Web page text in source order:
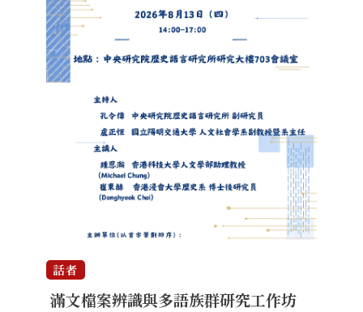
話者
滿文檔案辨識與多語族群研究工作坊